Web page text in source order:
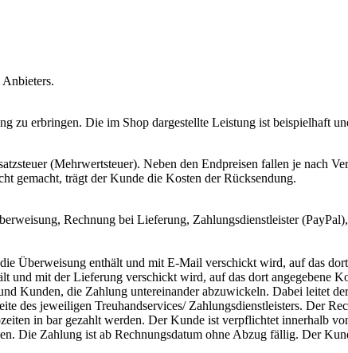
zu erbringen. Die im Shop dargestellte Leistung ist beispielhaft
(Mehrwertsteuer). Neben den Endpreisen fallen je nach
gemacht, trägt der Kunde die Kosten der Rücksendung.
Rechnung bei Lieferung, Zahlungsdienstleister
Überweisung enthält und mit E-Mail verschickt wird, auf das
und mit der Lieferung verschickt wird, auf das dort angegebene
Kunden, die Zahlung untereinander abzuwickeln. Dabei leitet
des jeweiligen Treuhandservices/ Zahlungsdienstleisters. Der
in bar gezahlt werden. Der Kunde ist verpflichtet innerhalb
Die Zahlung ist ab Rechnungsdatum ohne Abzug fällig. Der